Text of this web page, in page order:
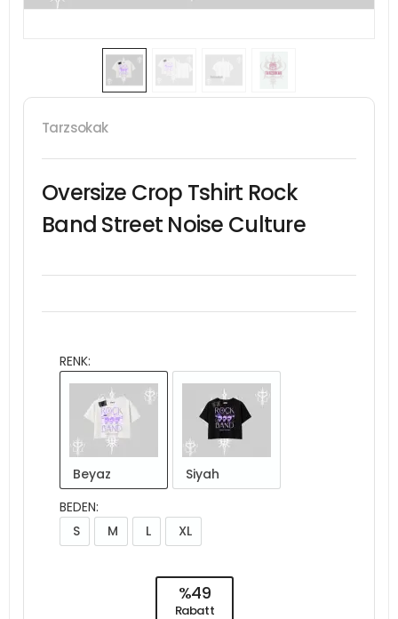
Tarzsokak
Oversize Crop Tshirt Rock
Band Street Noise Culture
RENK:
Beyaz
Siyah
BEDEN:
S
M L XL
%49
Rabatt